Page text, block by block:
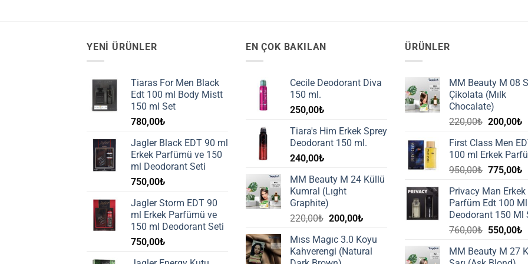
YENI ÜRÜNLER
Tiaras For Men Black
Edt 100 ml Body Mistt
150 ml Set
780,00₺
Jagler Black EDT 90 ml
Erkek Parfümü ve 150
ml Deodorant Seti
750,00₺
Jagler Storm EDT 90
ml Erkek Parfümü ve
150 ml Deodorant Seti
750,00₺
EN ÇOK BAKILAN
Cecile Deodorant Diva
150 ml.
250,00₺
Tiara's Him Erkek Sprey
Deodorant 150 ml.
240,00₺
MM Beauty M 24 Küllü
Kumral (Lıght
Graphite)
220,00₺ Orijinal
220,00₺.
200,00₺Şu
fiyat:
200,00₺.
Mıss Magıc 3.0 Koyu
Kahverengi (Natural
ÜRÜNLER
MM Beauty M 08
Çikolata (Mılk
Chocalate)
220,00₺ Orijinal
220,00₺.
200,00₺Şu
First Class Men
100 ml Erkek
950,00₺ Orijinal
950,00₺.
775,00₺Şu
Privacy Man Erkek
Parfüm Edt 100
Deodorant 150 Ml
760,00₺ Orijinal
760,00₺.
550,00₺Şu
MM Beauty M 27